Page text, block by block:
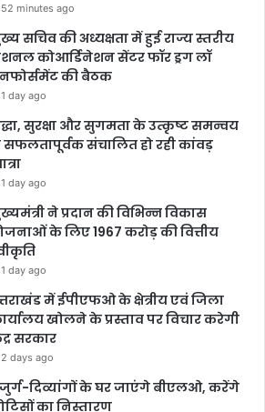
52 minutes ago
सचिव की अध्यक्षता में हुई राज्य स्तरीय
कोआर्डिनेशन सेंटर फॉर ड्रग लॉ
की बैठक
1 day ago
सुरक्षा और सुगमता के उत्कृष्ट समन्वय
संचालित हो रही कांवड़
1 day ago
ने प्रदान की विभिन्न विकास
के लिए 1967 करोड़ की वित्तीय
1 day ago
में ईपीएफओ के क्षेत्रीय एवं जिला
खोलने के प्रस्ताव पर विचार करेगी
सरकार
2 days ago
दिव्यांगों के घर जाएंगे बीएलओ, करेंगे
का निस्तारण